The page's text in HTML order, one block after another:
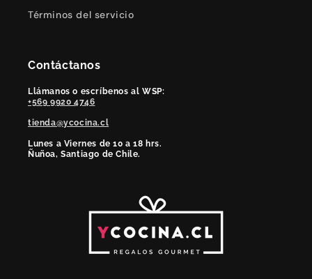
Términos del servicio
Contáctanos
Llámanos o escríbenos al WSP:
+569 9920 4746
tienda@ycocina.cl
Lunes a Viernes de 10 a 18 hrs.
Ñuñoa, Santiago de Chile.